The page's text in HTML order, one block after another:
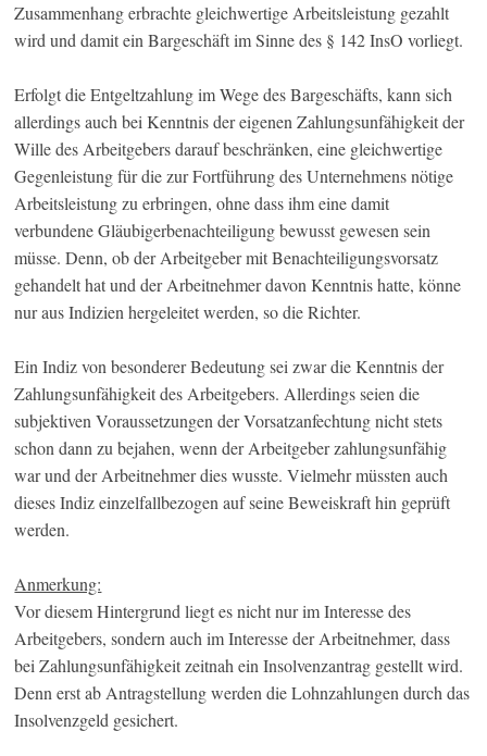
Zusammenhang erbrachte gleichwertige Arbeitsleistung gezahlt
wird und damit ein Bargeschäft im Sinne des § 142 InsO vorliegt.
Erfolgt die Entgeltzahlung im Wege des Bargeschäfts, kann sich
allerdings auch bei Kenntnis der eigenen Zahlungsunfähigkeit der
Wille des Arbeitgebers darauf beschränken, eine gleichwertige
Gegenleistung für die zur Fortführung des Unternehmens nötige
Arbeitsleistung zu erbringen, ohne dass ihm eine damit
verbundene Gläubigerbenachteiligung bewusst gewesen sein
müsse. Denn, ob der Arbeitgeber mit Benachteiligungsvorsatz
gehandelt hat und der Arbeitnehmer davon Kenntnis hatte, könne
nur aus Indizien hergeleitet werden, so die Richter.
Ein Indiz von besonderer Bedeutung sei zwar die Kenntnis der
Zahlungsunfähigkeit des Arbeitgebers. Allerdings seien die
subjektiven Voraussetzungen der Vorsatzanfechtung nicht stets
schon dann zu bejahen, wenn der Arbeitgeber zahlungsunfähig
war und der Arbeitnehmer dies wusste. Vielmehr müssten auch
dieses Indiz einzelfallbezogen auf seine Beweiskraft hin geprüft
werden.
Anmerkung:
Vor diesem Hintergrund liegt es nicht nur im Interesse des
Arbeitgebers, sondern auch im Interesse der Arbeitnehmer, dass
bei Zahlungsunfähigkeit zeitnah ein Insolvenzantrag gestellt wird.
Denn erst ab Antragstellung werden die Lohnzahlungen durch das
Insolvenzgeld gesichert.